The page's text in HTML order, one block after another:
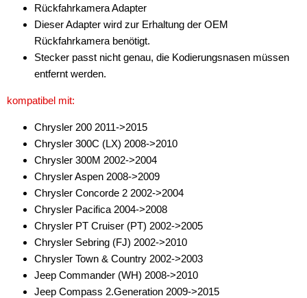
für Chrysler
für Dodge
für Fiat
für Honda
für Hyundai
für Jeep
für Kia
für Mazda
für Mercedes-Benz
Rückfahrkamera Adapter
Dieser Adapter wird zur Erhaltung der OEM
Rückfahrkamera benötigt.
Stecker passt nicht genau, die Kodierungsnasen müssen
entfernt werden.
kompatibel mit:
Chrysler 200 2011->2015
Chrysler 300C (LX) 2008->2010
Chrysler 300M 2002->2004
Chrysler Aspen 2008->2009
Chrysler Concorde 2 2002->2004
Chrysler Pacifica 2004->2008
Chrysler PT Cruiser (PT) 2002->2005
Chrysler Sebring (FJ) 2002->2010
Chrysler Town & Country 2002->2003
Jeep Commander (WH) 2008->2010
Jeep Compass 2.Generation 2009->2015